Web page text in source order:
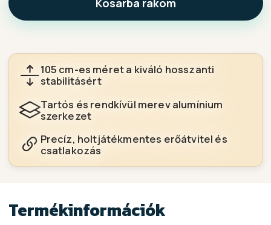
105 cm-es méret a kiváló hosszanti
stabilitásért
Tartós és rendkívül merev alumínium
szerkezet
Precíz, holtjátékmentes erőátvitel és
csatlakozás
Termékinformációk